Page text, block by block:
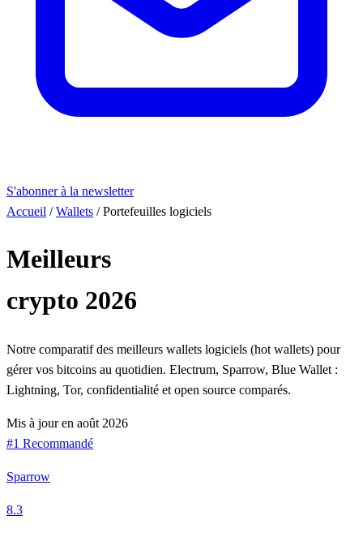
S'abonner à la newsletter
Accueil / Wallets / Portefeuilles logiciels
Meilleurs
crypto 2026
Notre comparatif des meilleurs wallets logiciels (hot wallets) pour
gérer vos bitcoins au quotidien. Electrum, Sparrow, Blue Wallet :
Lightning, Tor, confidentialité et open source comparés.
Mis à jour en août 2026
#1 Recommandé
Sparrow
8.3